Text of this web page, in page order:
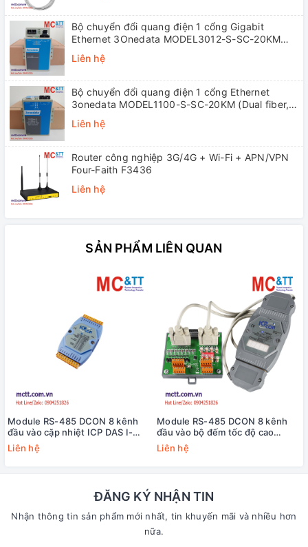
Bộ chuyển đổi quang điện 1 cổng Gigabit
Ethernet 3Onedata MODEL3012-S-SC-20KM
Liên hệ
Bộ chuyển đổi quang điện 1 cổng Ethernet
3onedata MODEL1100-S-SC-20KM (Dual fiber,
Liên hệ
Router công nghiệp 3G/4G + Wi-Fi + APN/VPN
Four-Faith F3436
Liên hệ
SẢN PHẨM LIÊN QUAN
Module RS-485 DCON 8 kênh
đầu vào cặp nhiệt ICP DAS I-
7018BL CR
Liên hệ
Module RS-485 DCON 8 kênh
đầu vào bộ đếm tốc độ cao
HSC+8 kênh đầu ra PWM ICP
DAS I-7088D-G/S CR
Liên hệ
ĐĂNG KÝ NHẬN TIN
Nhận thông tin sản phẩm mới nhất, tin khuyến mãi và nhiều hơn
nữa.